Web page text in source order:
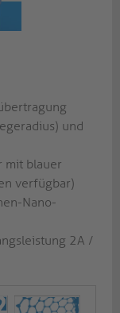
und
mit blauer
verfügbar)
Nano-
2A /